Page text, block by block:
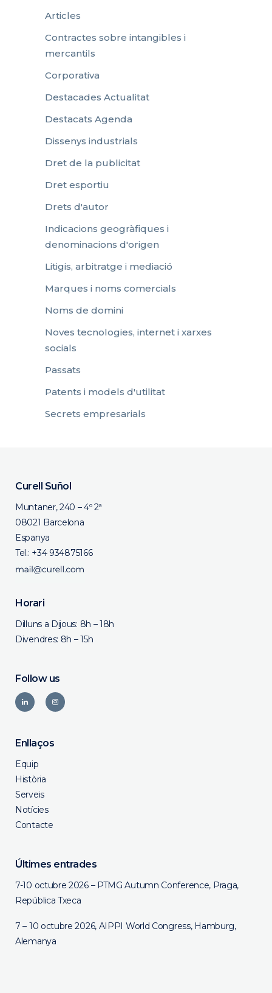
Articles
Contractes sobre intangibles i
mercantils
Corporativa
Destacades Actualitat
Destacats Agenda
Dissenys industrials
Dret de la publicitat
Dret esportiu
Drets d'autor
Indicacions geogràfiques i
denominacions d'origen
Litigis, arbitratge i mediació
Marques i noms comercials
Noms de domini
Noves tecnologies, internet i xarxes
socials
Passats
Patents i models d'utilitat
Secrets empresarials
Curell Suñol
Muntaner, 240 – 4º 2ª
08021 Barcelona
Espanya
Tel.: +34 934875166
Horari
Dilluns a Dijous: 8h – 18h
Divendres: 8h – 15h
Follow us
Enllaços
Equip
Història
Serveis
Notícies
Contacte
Últimes entrades
7-10 octubre 2026 – PTMG Autumn Conference, Praga,
República Txeca
7 – 10 octubre 2026, AIPPI World Congress, Hamburg,
Alemanya